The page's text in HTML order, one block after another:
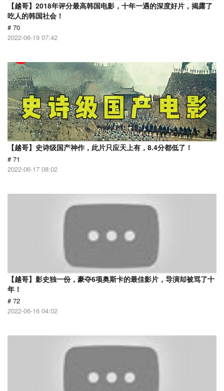
【越哥】2018年评分最高韩国电影，十年一遇的深度好片，揭露了
吃人的韩国社会！
# 70
2022-06-19 07:42
【越哥】史诗级国产神作，此片只应天上有，8.4分都低了！
# 71
2022-06-17 08:02
【越哥】影史独一份，豪夺6项奥斯卡的最佳影片，导演却被骂了十
年！
# 72
2022-06-16 04:02